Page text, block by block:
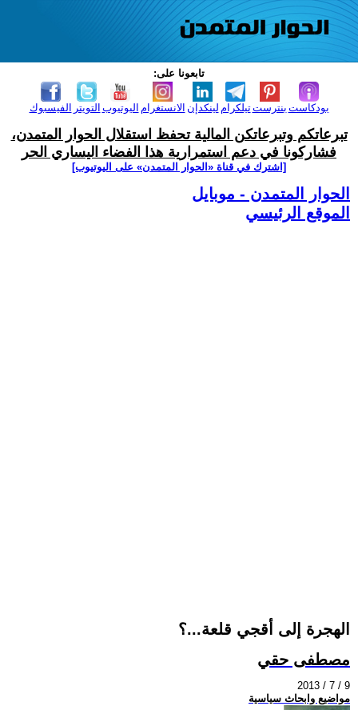
تابعونا على:
الفيسبوك التويتر اليوتيوب الانستغرام لينكدإن تيلكرامبنترست بودكاست
تبرعاتكم وتبرعاتكن المالية تحفظ استقلال الحوار المتمدن،
فشاركونا في دعم استمرارية هذا الفضاء اليساري الحر
[اشترك في قناة ‫«الحوار المتمدن» على اليوتيوب]
الحوار المتمدن - موبايل
الموقع الرئيسي
الهجرة إلى أقجي قلعة...؟
مصطفى حقي
2013 / 7 / 9
مواضيع وابحاث سياسية